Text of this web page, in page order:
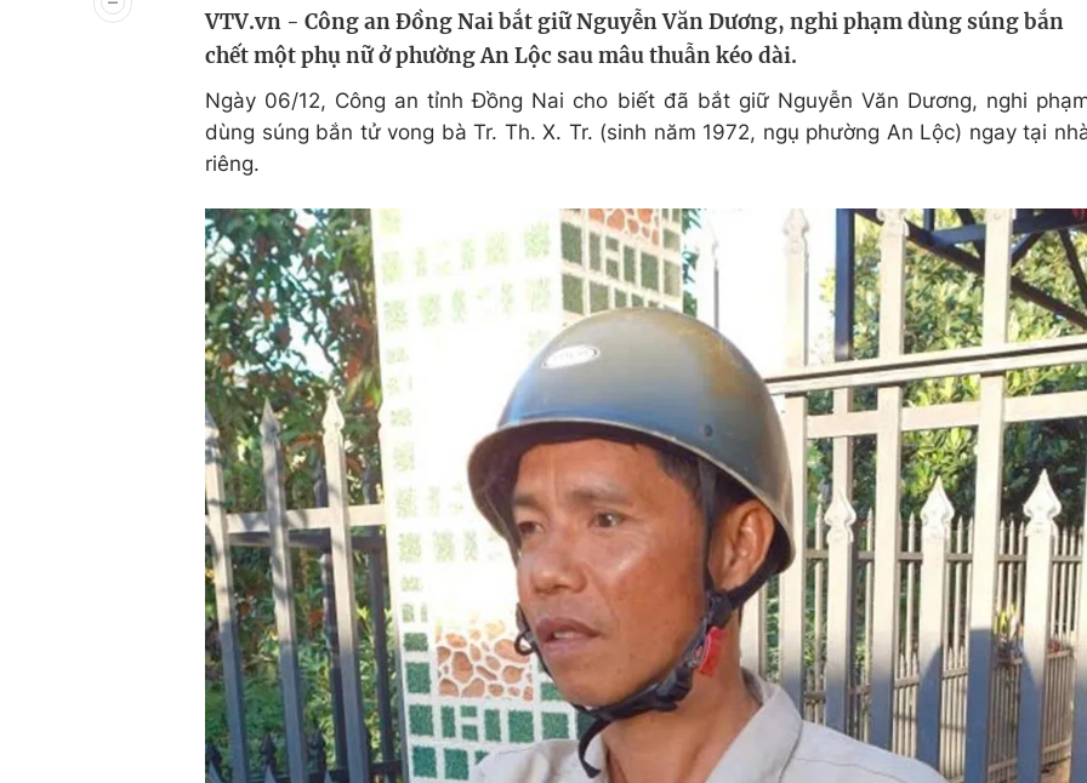
Chất lượng cuộc sống
Thị trường
VTV.vn - Công an Đồng Nai bắt giữ Nguyễn Văn Dương, nghi phạm dùng súng bắn
chết một phụ nữ ở phường An Lộc sau mâu thuẫn kéo dài.
Ngày 06/12, Công an tỉnh Đồng Nai cho biết đã bắt giữ Nguyễn Văn Dương, nghi
dùng súng bắn tử vong bà Tr. Th. X. Tr. (sinh năm 1972, ngụ phường An Lộc) ngay tại
riêng.